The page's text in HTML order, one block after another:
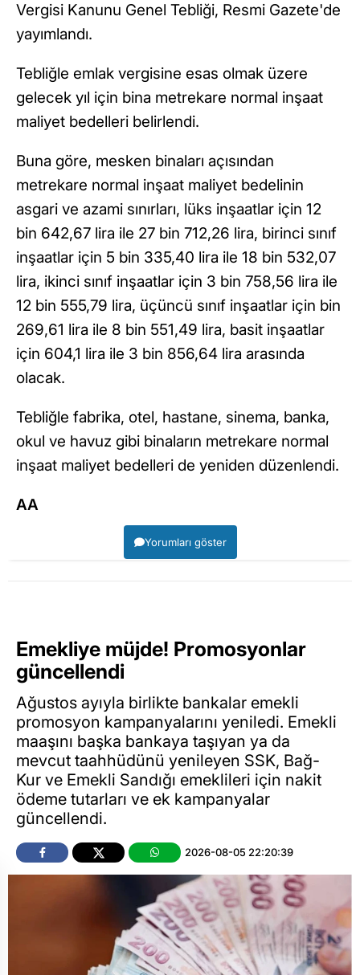
Vergisi Kanunu Genel Tebliği, Resmi Gazete'de
yayımlandı.
Tebliğle emlak vergisine esas olmak üzere
gelecek yıl için bina metrekare normal inşaat
maliyet bedelleri belirlendi.
Buna göre, mesken binaları açısından
metrekare normal inşaat maliyet bedelinin
asgari ve azami sınırları, lüks inşaatlar için 12
bin 642,67 lira ile 27 bin 712,26 lira, birinci sınıf
inşaatlar için 5 bin 335,40 lira ile 18 bin 532,07
lira, ikinci sınıf inşaatlar için 3 bin 758,56 lira ile
12 bin 555,79 lira, üçüncü sınıf inşaatlar için bin
269,61 lira ile 8 bin 551,49 lira, basit inşaatlar
için 604,1 lira ile 3 bin 856,64 lira arasında
olacak.
Tebliğle fabrika, otel, hastane, sinema, banka,
okul ve havuz gibi binaların metrekare normal
inşaat maliyet bedelleri de yeniden düzenlendi.
AA
Yorumları göster
Emekliye müjde! Promosyonlar
güncellendi
Ağustos ayıyla birlikte bankalar emekli
promosyon kampanyalarını yeniledi. Emekli
maaşını başka bankaya taşıyan ya da
mevcut taahhüdünü yenileyen SSK, Bağ-
Kur ve Emekli Sandığı emeklileri için nakit
ödeme tutarları ve ek kampanyalar
güncellendi.
2026-08-05 22:20:39